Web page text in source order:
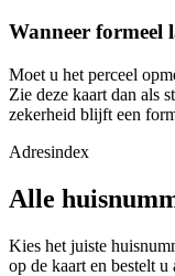
Wanneer formeel
Moet u het perceel
Zie deze kaart dan als
zekerheid blijft een
Adresindex
Alle
Kies het juiste
op de kaart en bestelt